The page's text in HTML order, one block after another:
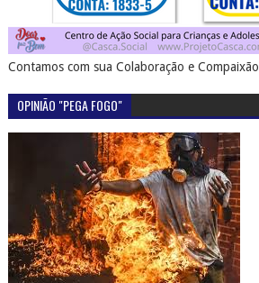
Contamos com sua Colaboração e Compaixão
OPINIÃO "PEGA FOGO"